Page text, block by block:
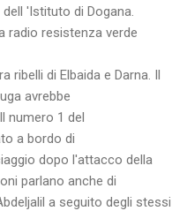
'Istituto di Dogana.
radio resistenza verde
ribelli di Elbaida e Darna. Il
avrebbe
numero 1 del
a bordo di
dopo l'attacco della
parlano anche di
a seguito degli stessi